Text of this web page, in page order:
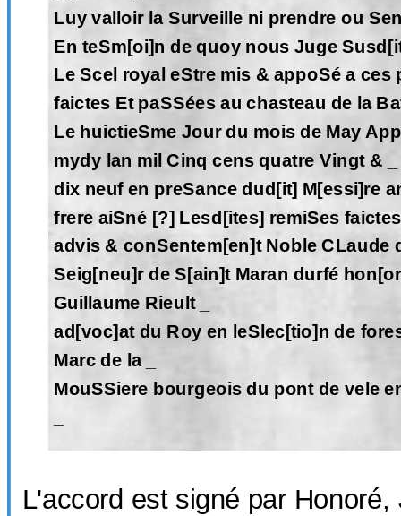
Luy valloir la Surveille ni prendre ou
En teSm[oi]n de quoy nous Juge
Le Scel royal eStre mis & appoSé a ces
faictes Et paSSées au chasteau de la
Le huictieSme Jour du mois de May
mydy lan mil Cinq cens quatre Vingt & _
dix neuf en preSance dud[it] M[essi]re
frere aiSné [?] Lesd[ites] remiSes
advis & conSentem[en]t Noble CLaude
Seig[neu]r de S[ain]t Maran durfé
Guillaume Rieult _
ad[voc]at du Roy en leSlec[tio]n de
Marc de la _
MouSSiere bourgeois du pont de vele
L'accord est signé par Honoré,